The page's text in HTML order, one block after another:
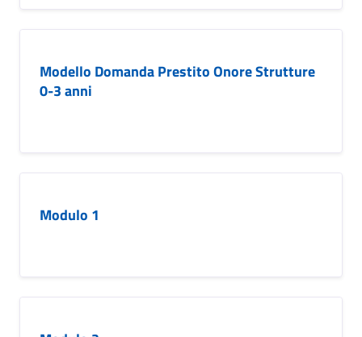
Modello Domanda Prestito Onore Strutture
0-3 anni
Modulo 1